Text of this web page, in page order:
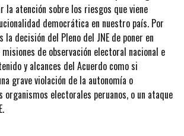
la atención sobre los riesgos que viene
democrática en nuestro país. Por
decisión del Pleno del JNE de poner en
de observación electoral nacional e
y alcances del Acuerdo como si
grave violación de la autonomía o
organismos electorales peruanos, o un ataque